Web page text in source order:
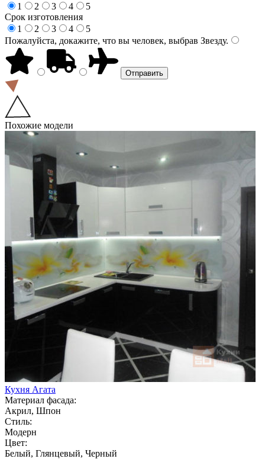
1
2 3 4
5
Срок изготовления
1
2 3 4
5
Пожалуйста, докажите, что вы человек, выбрав Звезду.
Похожие модели
Кухня Агата
Материал фасада:
Акрил, Шпон
Стиль:
Модерн
Цвет:
Белый, Глянцевый, Черный